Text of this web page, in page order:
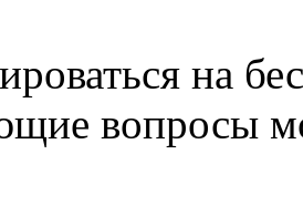
на
вопросы